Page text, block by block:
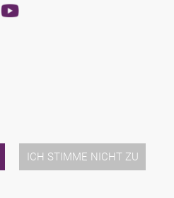
ICH STIMME NICHT ZU
Youtube